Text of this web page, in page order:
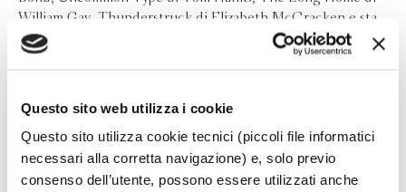
Questo sito web utilizza i cookie
Questo sito utilizza cookie tecnici (piccoli file informatici
necessari alla corretta navigazione) e, solo previo
consenso dell’utente, possono essere utilizzati anche
William Gay, Thunderstruck di Elizabeth McCracken e sta
curando una nuova traduzione di Great Expectations di
Charles Dickens. Dal 2015 coordina, assistendo Alessandro